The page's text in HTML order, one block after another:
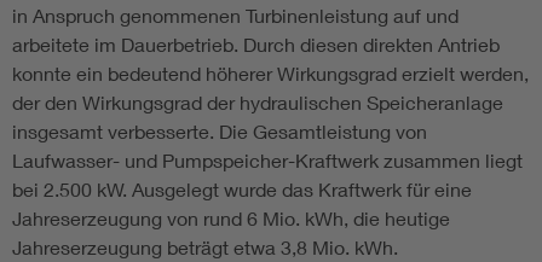
in Anspruch genommenen Turbinenleistung auf und
arbeitete im Dauerbetrieb. Durch diesen direkten Antrieb
konnte ein bedeutend höherer Wirkungsgrad erzielt werden,
der den Wirkungsgrad der hydraulischen Speicheranlage
insgesamt verbesserte. Die Gesamtleistung von
Laufwasser- und Pumpspeicher-Kraftwerk zusammen liegt
bei 2.500 kW. Ausgelegt wurde das Kraftwerk für eine
Jahreserzeugung von rund 6 Mio. kWh, die heutige
Jahreserzeugung beträgt etwa 3,8 Mio. kWh.